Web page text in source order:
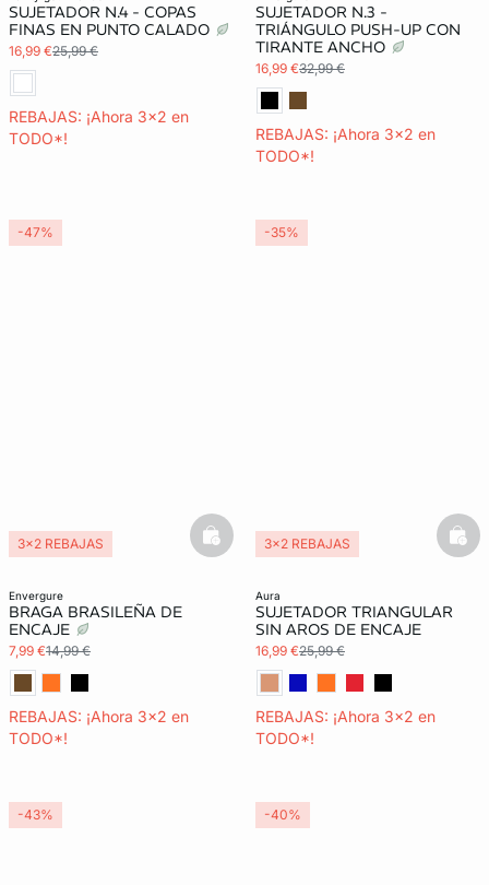
SUJETADOR N.4 - COPAS
FINAS EN PUNTO CALADO
16,99 €25,99 €
REBAJAS: ¡Ahora 3x2 en
TODO*!
SUJETADOR N.3 -
TRIÁNGULO PUSH-UP CON
TIRANTE ANCHO
16,99 €32,99 €
REBAJAS: ¡Ahora 3x2 en
TODO*!
envergure
BRAGA BRASILEÑA DE
ENCAJE
7,99 €14,99 €
REBAJAS: ¡Ahora 3x2 en
TODO*!
3x2 REBAJAS basketfull
-47%
aura
SUJETADOR TRIANGULAR
SIN AROS DE ENCAJE
16,99 €25,99 €
REBAJAS: ¡Ahora 3x2 en
TODO*!
3x2 REBAJAS
-35%
-43% -40%